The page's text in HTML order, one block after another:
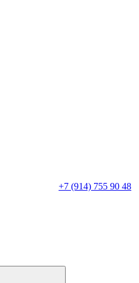
+7 (914) 755 90 48